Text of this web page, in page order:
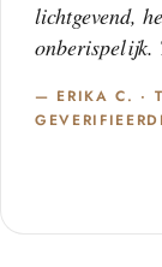
lichtgevend,
onberispelijk.
— ERIKA C. ·